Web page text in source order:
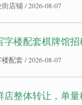
店铺 / 2026-08-07
字楼配套棋牌馆招
配套 / 2026-08-07
店整体转让，单